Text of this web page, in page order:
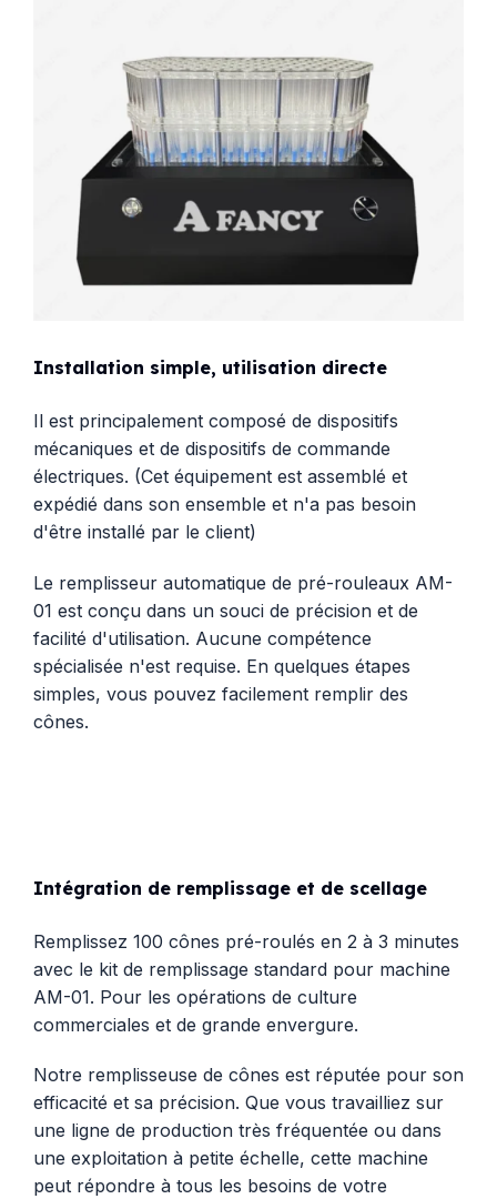
Installation simple, utilisation directe
Il est principalement composé de dispositifs
mécaniques et de dispositifs de commande
électriques. (Cet équipement est assemblé et
expédié dans son ensemble et n'a pas besoin
d'être installé par le client)
Le remplisseur automatique de pré-rouleaux AM-
01 est conçu dans un souci de précision et de
facilité d'utilisation. Aucune compétence
spécialisée n'est requise. En quelques étapes
simples, vous pouvez facilement remplir des
cônes.
Intégration de remplissage et de scellage
Remplissez 100 cônes pré-roulés en 2 à 3 minutes
avec le kit de remplissage standard pour machine
AM-01. Pour les opérations de culture
commerciales et de grande envergure.
Notre remplisseuse de cônes est réputée pour son
efficacité et sa précision. Que vous travailliez sur
une ligne de production très fréquentée ou dans
une exploitation à petite échelle, cette machine
peut répondre à tous les besoins de votre